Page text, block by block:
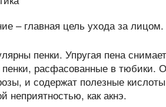
– главная цель ухода за
пенки. Упругая пена
пенки, расфасованные в тюбики.
и содержат полезные
неприятностью, как акнэ.